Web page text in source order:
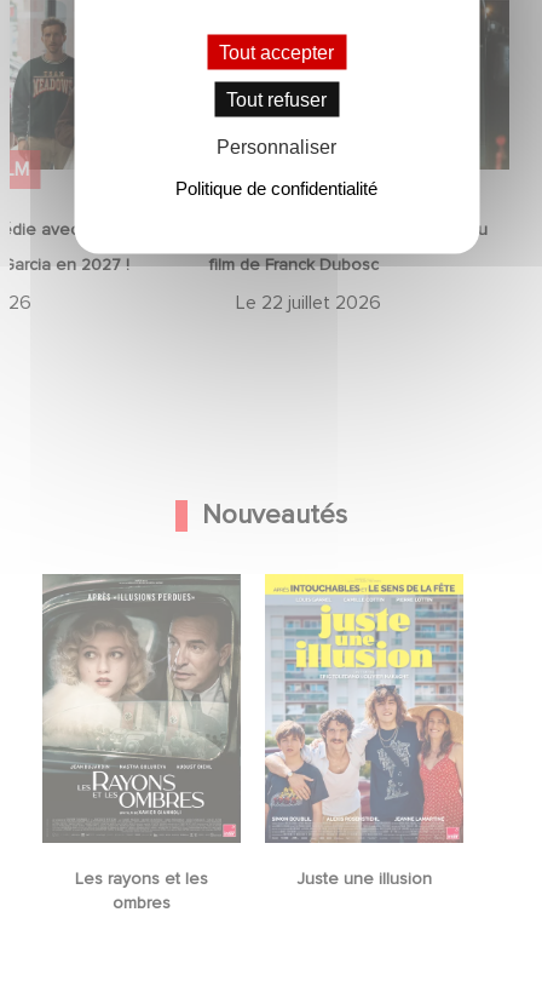
avec Baptiste
en 2027 !
avec
et José Garcia
Une date de sortie pour le nouveau
film de Franck Dubosc
Le 22 juillet 2026
Une date de sortie pour le nouveau
film de Franck Dubosc
Nouveautés
Les rayons et les
ombres
Juste une illusion
Tout accepter
Tout refuser
Personnaliser
Politique de confidentialité